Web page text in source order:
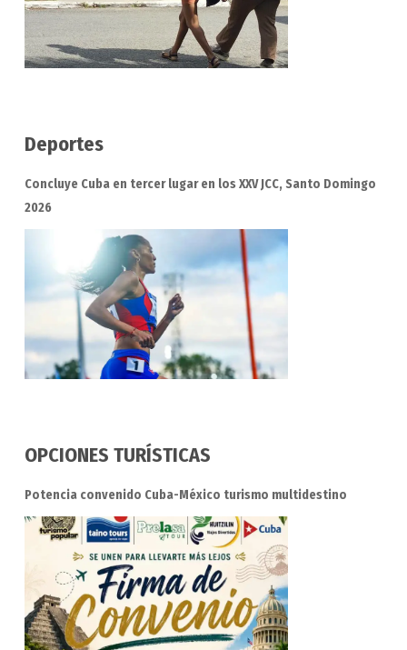
Deportes
Concluye Cuba en tercer lugar en los XXV JCC, Santo Domingo
2026
OPCIONES TURÍSTICAS
Potencia convenido Cuba-México turismo multidestino